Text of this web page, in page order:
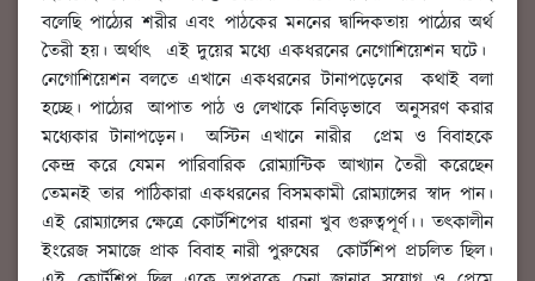
বলেছি পাঠ্যের শরীর এবং পাঠকের মননের দ্বান্দিকতায় পাঠ্যের অর্থ
তৈরী হয়। অর্থাৎ এই দুয়ের মধ্যে একধরনের নেগোশিয়েশন ঘটে।
নেগোশিয়েশন বলতে এখানে একধরনের টানাপড়েনের কথাই বলা
হচ্ছে। পাঠ্যের আপাত পাঠ ও লেখাকে নিবিড়ভাবে অনুসরণ করার
মধ্যেকার টানাপড়েন। অস্টিন এখানে নারীর প্রেম ও বিবাহকে
কেন্দ্র করে যেমন পারিবারিক রোম্যান্টিক আখ্যান তৈরী করেছেন
তেমনই তার পাঠিকারা একধরনের বিসমকামী রোম্যান্সের স্বাদ পান।
এই রোম্যান্সের ক্ষেত্রে কোর্টশিপের ধারনা খুব গুরুত্বপূর্ণ।। তৎকালীন
ইংরেজ সমাজে প্রাক বিবাহ নারী পুরুষের কোর্টশিপ প্রচলিত ছিল।